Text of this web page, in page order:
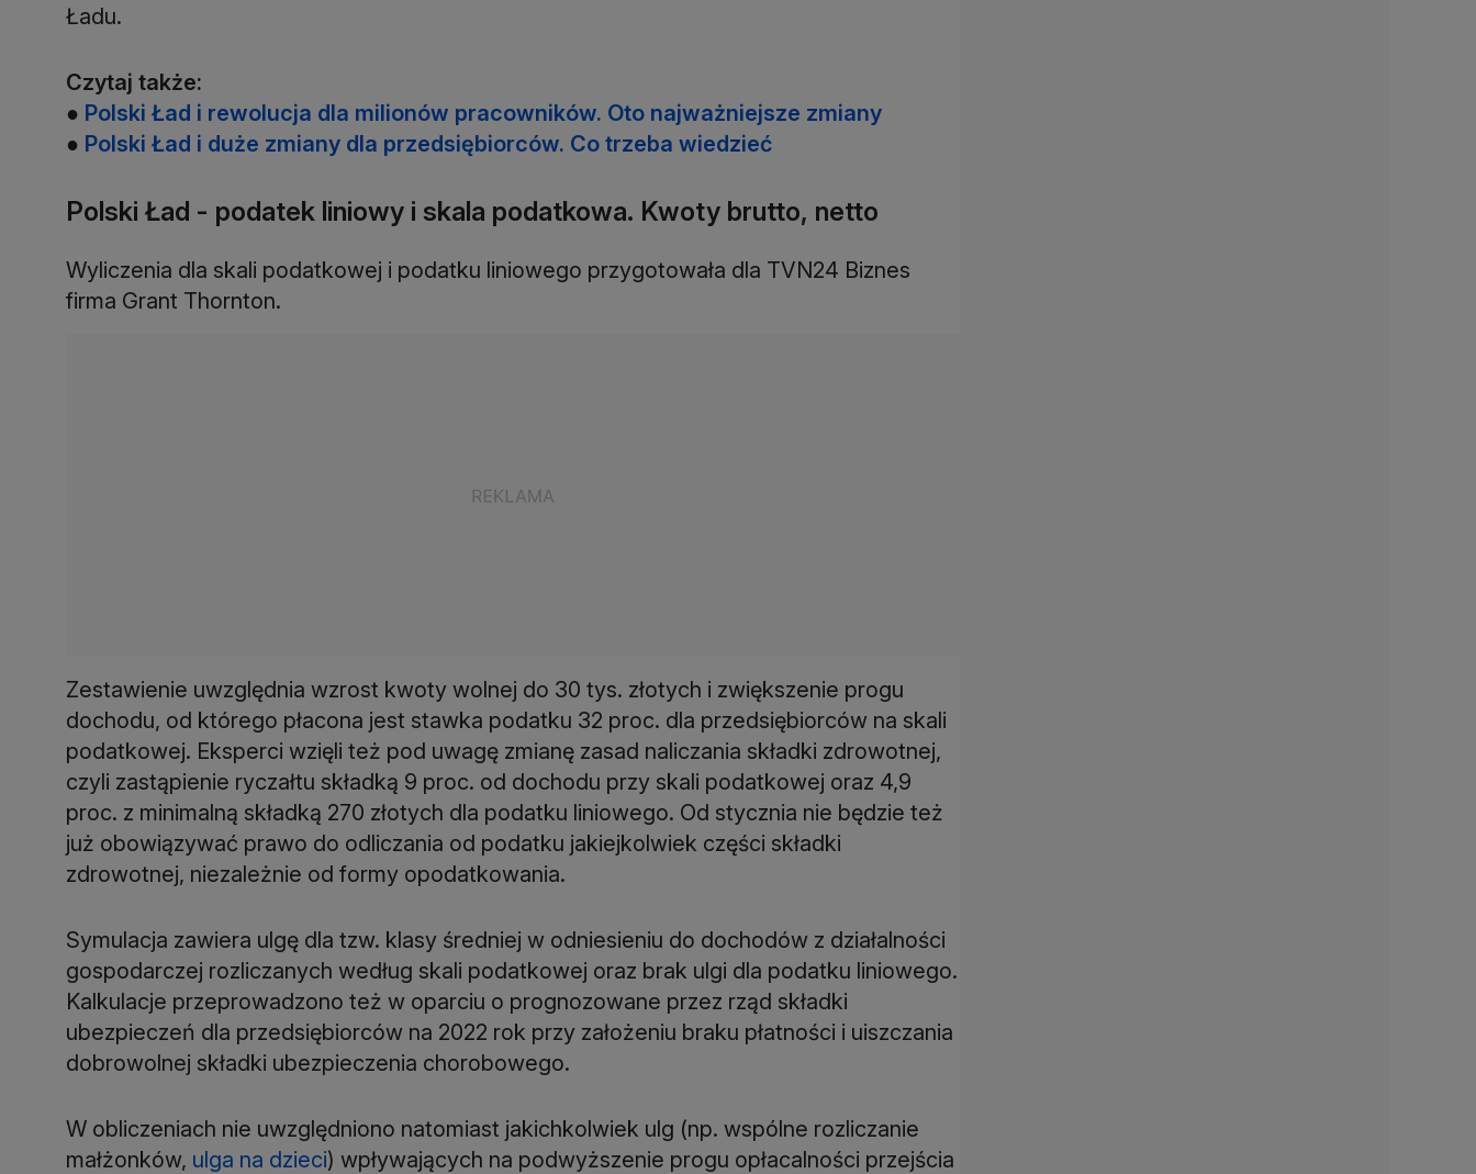
Ładu.
Czytaj także:
● Polski Ład i rewolucja dla milionów pracowników. Oto najważniejsze zmiany
● Polski Ład i duże zmiany dla przedsiębiorców. Co trzeba wiedzieć
Polski Ład - podatek liniowy i skala podatkowa. Kwoty brutto, netto
Wyliczenia dla skali podatkowej i podatku liniowego przygotowała dla TVN24 Biznes
firma Grant Thornton.
Zestawienie uwzględnia wzrost kwoty wolnej do 30 tys. złotych i zwiększenie progu
dochodu, od którego płacona jest stawka podatku 32 proc. dla przedsiębiorców na skali
podatkowej. Eksperci wzięli też pod uwagę zmianę zasad naliczania składki zdrowotnej,
czyli zastąpienie ryczałtu składką 9 proc. od dochodu przy skali podatkowej oraz 4,9
proc. z minimalną składką 270 złotych dla podatku liniowego. Od stycznia nie będzie też
już obowiązywać prawo do odliczania od podatku jakiejkolwiek części składki
zdrowotnej, niezależnie od formy opodatkowania.
Symulacja zawiera ulgę dla tzw. klasy średniej w odniesieniu do dochodów z działalności
gospodarczej rozliczanych według skali podatkowej oraz brak ulgi dla podatku liniowego.
Kalkulacje przeprowadzono też w oparciu o prognozowane przez rząd składki
ubezpieczeń dla przedsiębiorców na 2022 rok przy założeniu braku płatności i uiszczania
dobrowolnej składki ubezpieczenia chorobowego.
W obliczeniach nie uwzględniono natomiast jakichkolwiek ulg (np. wspólne rozliczanie
małżonków, ulga na dzieci) wpływających na podwyższenie progu opłacalności przejścia